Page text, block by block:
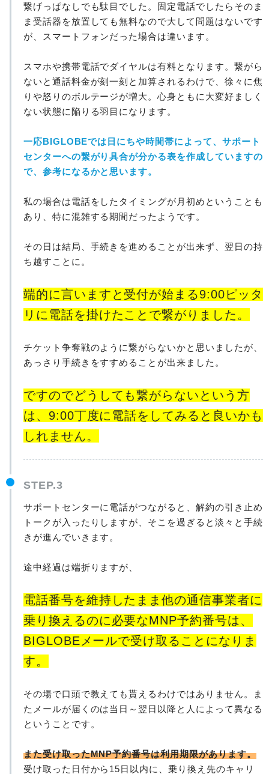
繋げっぱなしでも駄目でした。固定電話でしたらそのま
ま受話器を放置しても無料なので大して問題はないです
が、スマートフォンだった場合は違います。
スマホや携帯電話でダイヤルは有料となります。繋がら
ないと通話料金が刻一刻と加算されるわけで、徐々に焦
りや怒りのボルテージが増大。心身ともに大変好ましく
ない状態に陥りる羽目になります。
一応BIGLOBEでは日にちや時間帯によって、サポート
センターへの繋がり具合が分かる表を作成していますの
で、参考になるかと思います。
私の場合は電話をしたタイミングが月初めということも
あり、特に混雑する期間だったようです。
その日は結局、手続きを進めることが出来ず、翌日の持
ち越すことに。
端的に言いますと受付が始まる9:00ピッタ
リに電話を掛けたことで繋がりました。
チケット争奪戦のように繋がらないかと思いましたが、
あっさり手続きをすすめることが出来ました。
ですのでどうしても繋がらないという方
は、9:00丁度に電話をしてみると良いかも
しれません。
STEP.3
サポートセンターに電話がつながると、解約の引き止め
トークが入ったりしますが、そこを過ぎると淡々と手続
きが進んでいきます。
途中経過は端折りますが、
電話番号を維持したまま他の通信事業者に
乗り換えるのに必要なMNP予約番号は、
BIGLOBEメールで受け取ることになりま
す。
その場で口頭で教えても貰えるわけではありません。ま
たメールが届くのは当日～翌日以降と人によって異なる
ということです。
また受け取ったMNP予約番号は利用期限があります。
受け取った日付から15日以内に、乗り換え先のキャリ